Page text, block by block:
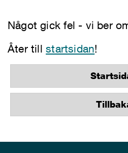
Något gick fel - vi ber
Åter tillstartsidan!